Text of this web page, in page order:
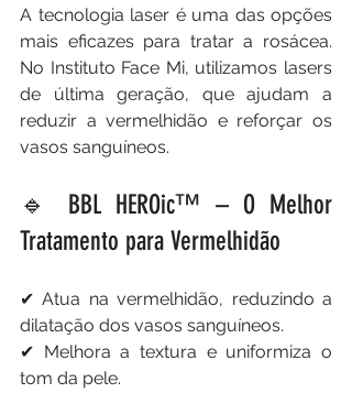
A tecnologia laser é uma das opções
mais eficazes para tratar a rosácea.
No Instituto Face Mi, utilizamos lasers
de última geração, que ajudam a
reduzir a vermelhidão e reforçar os
vasos sanguíneos.
🔹 BBL HEROic™ – O Melhor
Tratamento para Vermelhidão
✔ Atua na vermelhidão, reduzindo a
dilatação dos vasos sanguíneos.
✔ Melhora a textura e uniformiza o
tom da pele.